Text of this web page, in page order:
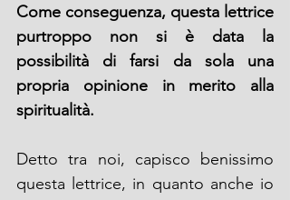
Come conseguenza, questa lettrice
purtroppo non si è data la
possibilità di farsi da sola una
propria opinione in merito alla
spiritualità.
Detto tra noi, capisco benissimo
questa lettrice, in quanto anche io